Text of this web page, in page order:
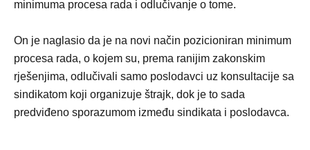
minimuma procesa rada i odlučivanje o tome.
On je naglasio da je na novi način pozicioniran minimum
procesa rada, o kojem su, prema ranijim zakonskim
rješenjima, odlučivali samo poslodavci uz konsultacije sa
sindikatom koji organizuje štrajk, dok je to sada
predviđeno sporazumom između sindikata i poslodavca.